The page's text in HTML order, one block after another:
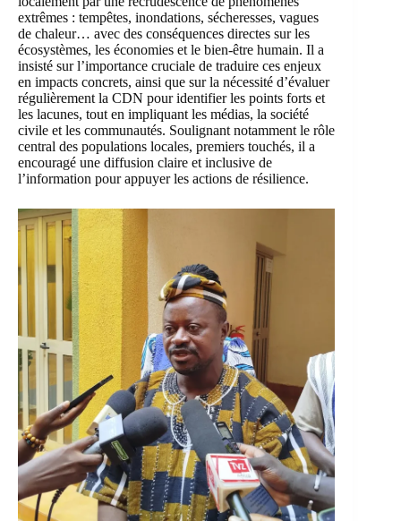
extrêmes : tempêtes, inondations, sécheresses, vagues
de chaleur… avec des conséquences directes sur les
écosystèmes, les économies et le bien‑être humain. Il a
insisté sur l’importance cruciale de traduire ces enjeux
en impacts concrets, ainsi que sur la nécessité d’évaluer
régulièrement la CDN pour identifier les points forts et
les lacunes, tout en impliquant les médias, la société
civile et les communautés. Soulignant notamment le rôle
central des populations locales, premiers touchés, il a
encouragé une diffusion claire et inclusive de
l’information pour appuyer les actions de résilience.